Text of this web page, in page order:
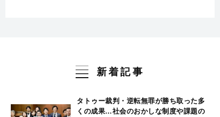
新着記事
タトゥー裁判・逆転無罪が勝ち取った多
くの成果…社会のおかしな制度や課題の